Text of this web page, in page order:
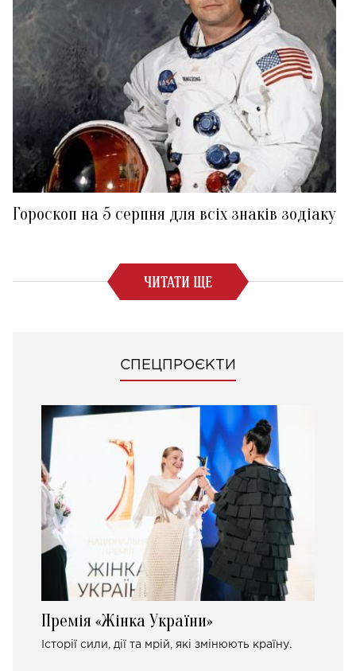
Гороскоп на 5 серпня для всіх знаків зодіаку
ЧИТАТИ ЩЕ
СПЕЦПРОЄКТИ
Премія «Жінка України»
Історії сили, дії та мрій, які змінюють країну.